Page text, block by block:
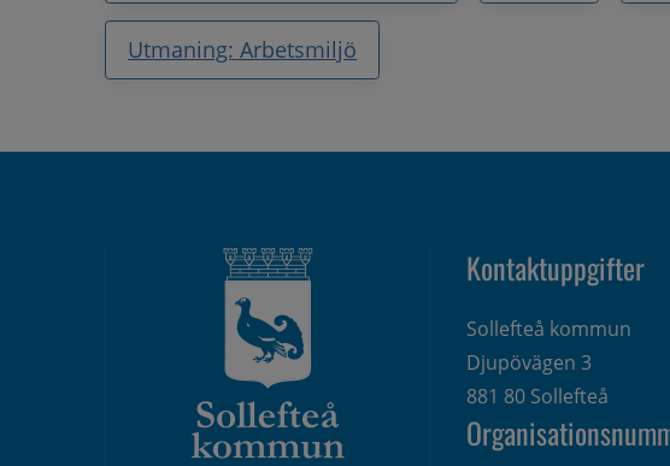
Utmaning: Arbetsmiljö
Kontaktuppgifter
Sollefteå kommun
Djupövägen 3
881 80 Sollefteå